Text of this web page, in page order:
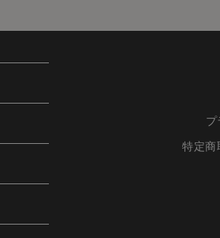
特定商